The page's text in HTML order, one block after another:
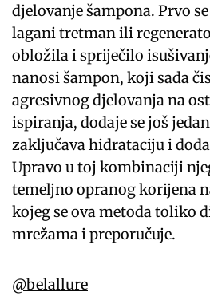
djelovanje šampona. Prvo
lagani tretman ili
obložila i spriječilo
nanosi šampon, koji sada
agresivnog djelovanja na
ispiranja, dodaje se još
zaključava hidrataciju i
Upravo u toj kombinaciji
temeljno opranog korijena
kojeg se ova metoda toliko
mrežama i preporučuje.
@belallure